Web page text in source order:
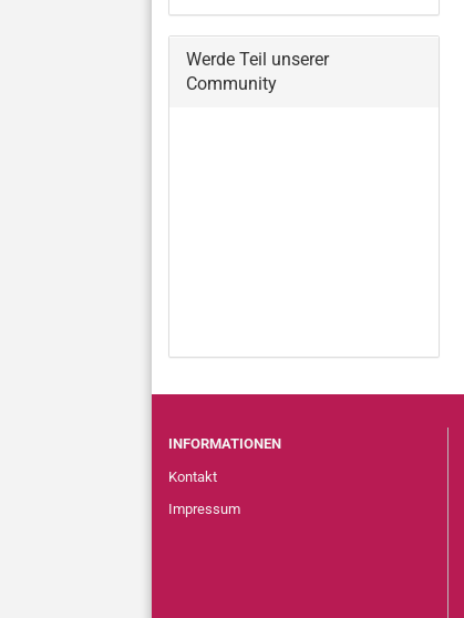
Werde Teil unserer
Community
INFORMATIONEN
Kontakt
Impressum